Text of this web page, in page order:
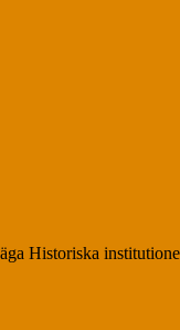
Historiska